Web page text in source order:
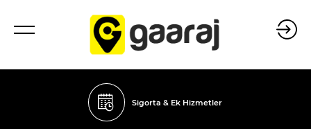
Sigorta & Ek Hizmetler